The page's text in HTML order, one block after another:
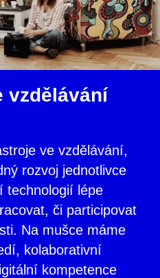
vzdělávání
ve vzdělávání,
rozvoj jednotlivce
technologií lépe
či participovat
Na mušce máme
kolaborativní
kompetence